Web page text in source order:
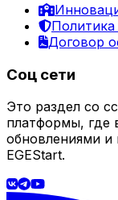
Договор
Соц сети
Это раздел со
платформы, где
обновлениями
EGEStart.